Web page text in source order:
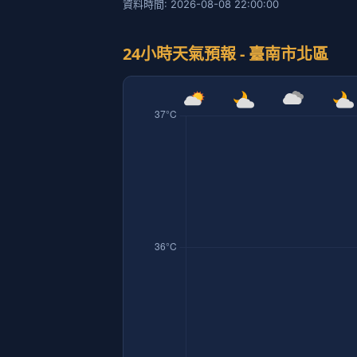
資料時間: 2026-08-08 22:00:00
24小時天氣預報 - 臺南市北區